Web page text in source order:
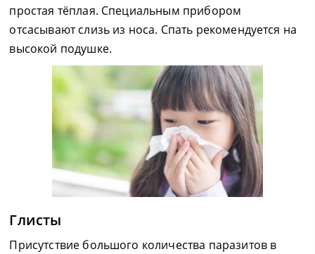
простая тёплая. Специальным прибором
отсасывают слизь из носа. Спать рекомендуется на
высокой подушке.
Глисты
Присутствие большого количества паразитов в